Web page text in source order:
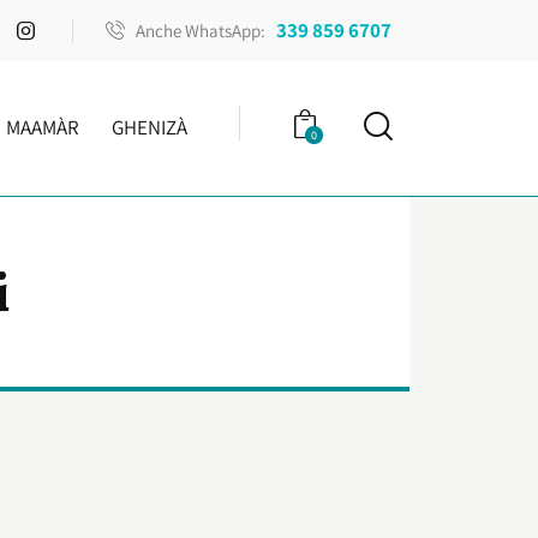
Anche WhatsApp: 339 859 6707
MAAMÀR GHENIZÀ 0